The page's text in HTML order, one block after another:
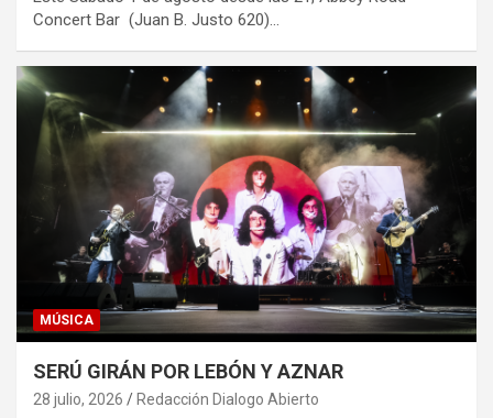
Concert Bar (Juan B. Justo 620)…
MÚSICA
SERÚ GIRÁN POR LEBÓN Y AZNAR
28 julio, 2026 Redacción Dialogo Abierto